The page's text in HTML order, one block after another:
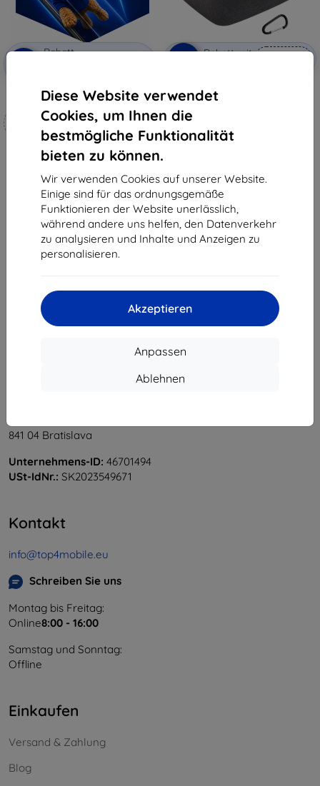
Diese Website verwendet
Cookies, um Ihnen die
bestmögliche Funktionalität
bieten zu können.
Wir verwenden Cookies auf unserer Website.
Einige sind für das ordnungsgemäße
Funktionieren der Website unerlässlich,
während andere uns helfen, den Datenverkehr
zu analysieren und Inhalte und Anzeigen zu
personalisieren.
Akzeptieren
Anpassen
Ablehnen
Rabatt
3mk Hammer Schutzfolie
Maßgeschneidert
hergestellt
19,90 €
17,91 €
Auf Lager 4 Stk.
Rabatt mit
für DJI Goggles 2 / Goggles 3
22,71 €
vom ganzen6.
«
841 04 Bratislava
Unternehmens-ID: 46701494
USt-IdNr.: SK2023549671
Kontakt
info@top4mobile.eu
Schreiben Sie uns
Montag bis Freitag:
Online8:00 - 16:00
Samstag und Sonntag:
Offline
Einkaufen
Versand & Zahlung
Blog